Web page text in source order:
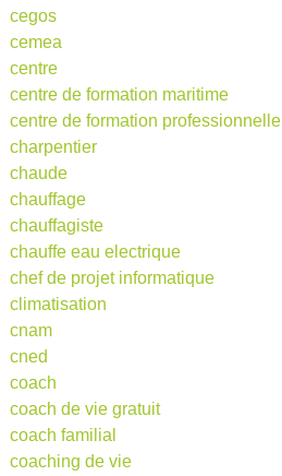
cegos
cemea
centre
centre de formation maritime
centre de formation professionnelle
charpentier
chaude
chauffage
chauffagiste
chauffe eau electrique
chef de projet informatique
climatisation
cnam
cned
coach
coach de vie gratuit
coach familial
coaching de vie